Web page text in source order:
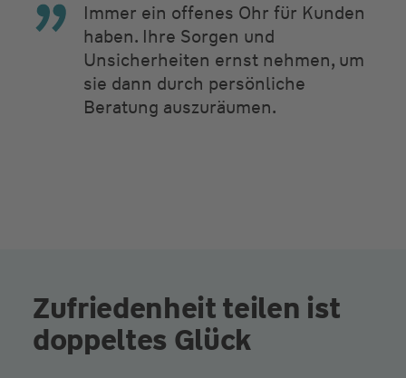
Immer ein offenes Ohr für Kunden
haben. Ihre Sorgen und
Unsicherheiten ernst nehmen, um
sie dann durch persönliche
Beratung auszuräumen.
Zufriedenheit teilen ist
doppeltes Glück